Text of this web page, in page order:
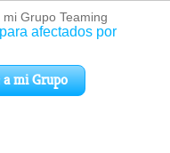
Grupo Teaming
afectados por
a mi Grupo